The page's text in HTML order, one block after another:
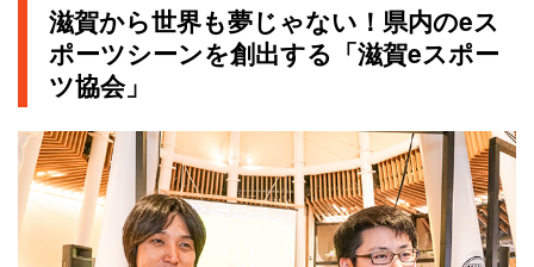
滋賀から世界も夢じゃない！県内のeス
ポーツシーンを創出する「滋賀eスポー
ツ協会」